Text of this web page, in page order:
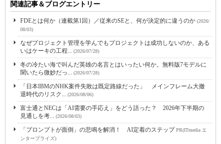
関連記事＆ブログエントリー
FDEとは何か（連載第1回）／従来のSEと、何が決定的に違うのか (2026/
08/03)
なぜプロジェクト管理を学んでもプロジェクトは成功しないのか、ある
いはケーキの工程... (2026/07/28)
冬の冷たい海で叫んだ英雄の名言とはいったい何か。無料版7モデルに
聞いたら微妙だっ... (2026/07/28)
「日本IBMのNHK案件失敗は既定路線だった」 メインフレーム大撤
退時代のリスク... (2026/08/06)
富士通とNECは「AI需要の手応え」をどう語った？ 2026年下半期の
見通しを考... (2026/08/03)
「プロンプトが面倒」の悲鳴を解消！ AI定着のステップPR(ITmedia エ
ンタープライズ)